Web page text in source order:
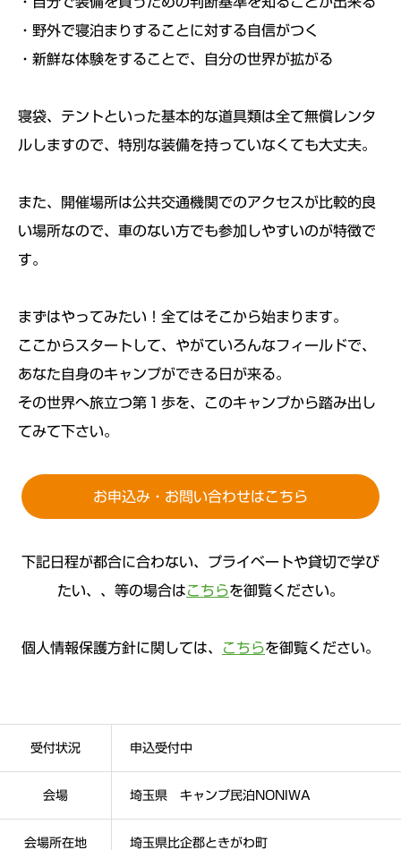
・野外で寝泊まりすることに対する自信がつく
・新鮮な体験をすることで、自分の世界が拡がる
寝袋、テントといった基本的な道具類は全て無償レンタ
ルしますので、特別な装備を持っていなくても大丈夫。
また、開催場所は公共交通機関でのアクセスが比較的良
い場所なので、車のない方でも参加しやすいのが特徴で
す。
まずはやってみたい！全てはそこから始まります。
ここからスタートして、やがていろんなフィールドで、
あなた自身のキャンプができる日が来る。
その世界へ旅立つ第１歩を、このキャンプから踏み出し
てみて下さい。
お申込み・お問い合わせはこちら
下記日程が都合に合わない、プライベートや貸切で学び
たい、、等の場合はこちらを御覧ください。
個人情報保護方針に関しては、 こちらを御覧ください。
受付状況 申込受付中
会場 埼玉県 キャンプ民泊NONIWA
会場所在地 埼玉県比企郡ときがわ町